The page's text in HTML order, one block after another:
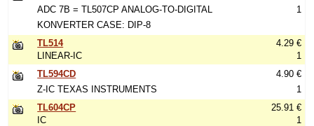
ADC 7B = TL507CP ANALOG-TO-DIGITAL
KONVERTER CASE: DIP-8
1
TL514
LINEAR-IC
4.29 €
1
TL594CD
Z-IC TEXAS INSTRUMENTS
4.90 €
1
TL604CP
IC
25.91 €
1